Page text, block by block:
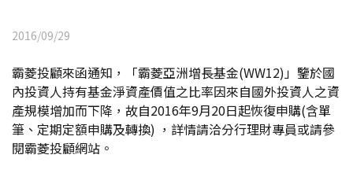
2016/09/29
霸菱投顧來函通知，「霸菱亞洲增長基金(WW12)」鑒於國
內投資人持有基金淨資產價值之比率因來自國外投資人之資
產規模增加而下降，故自2016年9月20日起恢復申購(含單
筆、定期定額申購及轉換) ，詳情請洽分行理財專員或請參
閱霸菱投顧網站。